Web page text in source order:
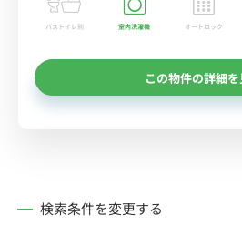
バストイレ別 室内洗濯機 オートロック
この物件の詳細
検索条件を変更する